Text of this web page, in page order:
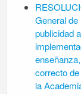
General
publicidad
correcto
la